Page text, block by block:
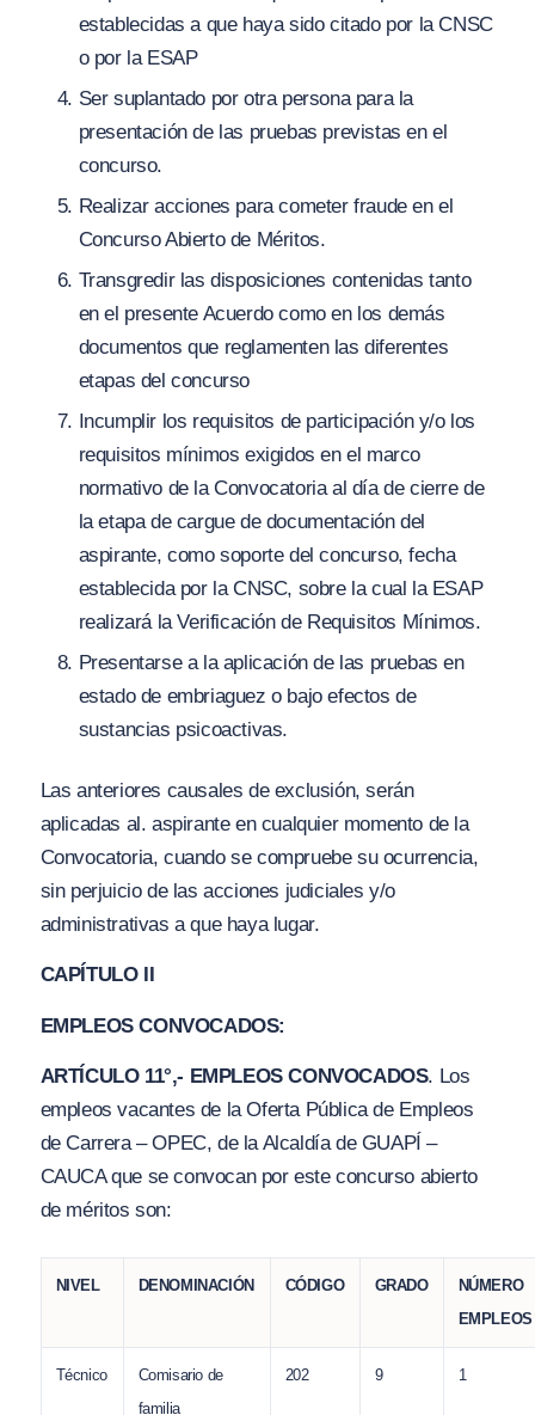
establecidas a que haya sido citado por la CNSC
o por la ESAP
Ser suplantado por otra persona para la
presentación de las pruebas previstas en el
concurso.
Realizar acciones para cometer fraude en el
Concurso Abierto de Méritos.
Transgredir las disposiciones contenidas tanto
en el presente Acuerdo como en los demás
documentos que reglamenten las diferentes
etapas del concurso
Incumplir los requisitos de participación y/o los
requisitos mínimos exigidos en el marco
normativo de la Convocatoria al día de cierre de
la etapa de cargue de documentación del
aspirante, como soporte del concurso, fecha
establecida por la CNSC, sobre la cual la ESAP
realizará la Verificación de Requisitos Mínimos.
Presentarse a la aplicación de las pruebas en
estado de embriaguez o bajo efectos de
sustancias psicoactivas.
Las anteriores causales de exclusión, serán
aplicadas al. aspirante en cualquier momento de la
Convocatoria, cuando se compruebe su ocurrencia,
sin perjuicio de las acciones judiciales y/o
administrativas a que haya lugar.
CAPÍTULO II
EMPLEOS CONVOCADOS:
ARTÍCULO 11°,- EMPLEOS CONVOCADOS. Los
empleos vacantes de la Oferta Pública de Empleos
de Carrera – OPEC, de la Alcaldía de GUAPÍ –
CAUCA que se convocan por este concurso abierto
de méritos son:
NIVEL DENOMINACIÓN CÓDIGO GRADO
NÚMERO
EMPLEOS
Técnico
Comisario de
familia
202 9 1